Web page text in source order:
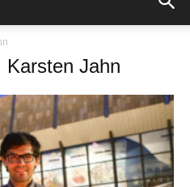
Jahn